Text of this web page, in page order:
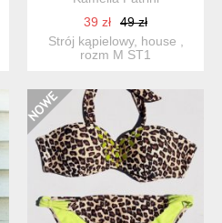
39 zł
49 zł
Strój kąpielowy, house ,
rozm M ST1